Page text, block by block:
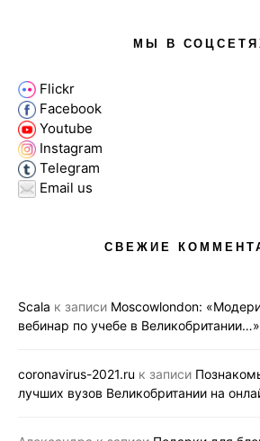
МЫ В
Flickr
Facebook
Youtube
Instagram
Telegram
Email us
СВЕЖИЕ
Scala к записи Moscowlondon:
вебинар по учебе в Великобритании…»
coronavirus-2021.ru к записи
лучших вузов Великобритании на